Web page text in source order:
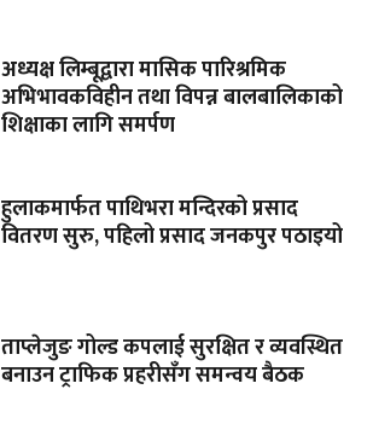
अध्यक्ष लिम्बूद्वारा मासिक पारिश्रमिक
अभिभावकविहीन तथा विपन्न बालबालिकाको
शिक्षाका लागि समर्पण
हुलाकमार्फत पाथिभरा मन्दिरको प्रसाद
वितरण सुरु, पहिलो प्रसाद जनकपुर पठाइयो
ताप्लेजुङ गोल्ड कपलाई सुरक्षित र व्यवस्थित
बनाउन ट्राफिक प्रहरीसँग समन्वय बैठक